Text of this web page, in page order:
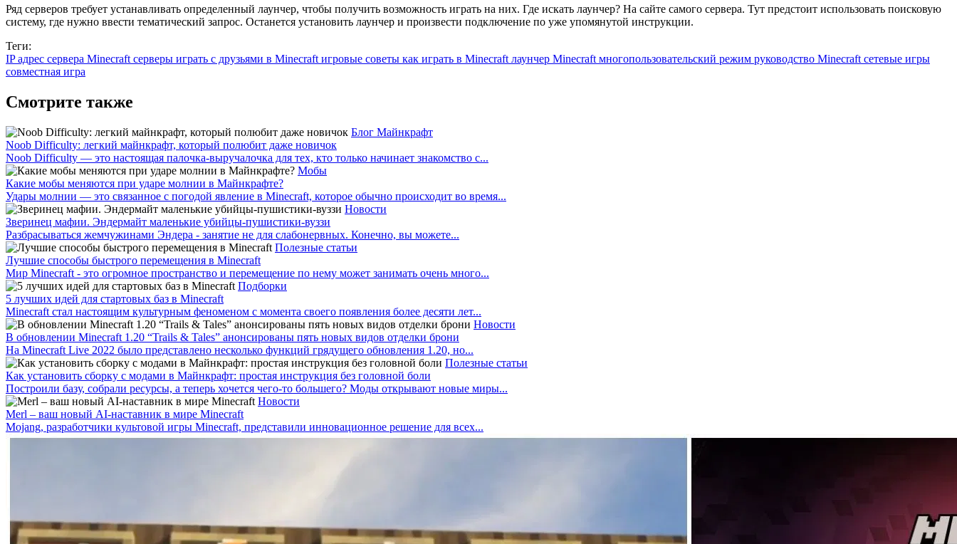
Ряд серверов требует устанавливать определенный лаунчер, чтобы получить возможность играть на них. Где искать лаунчер? На сайте самого сервера. Тут предстоит использовать поисковую
систему, где нужно ввести тематический запрос. Останется установить лаунчер и произвести подключение по уже упомянутой инструкции.
Теги:
IP адрес сервера Minecraft серверы играть с друзьями в Minecraftигровые советы как играть в Minecraftлаунчер Minecraftмногопользовательский режим руководство Minecraftсетевые игры
совместная игра
Смотрите также
Блог Майнкрафт
Noob Difficulty: легкий майнкрафт, который полюбит даже новичок
Noob Difficulty — это настоящая палочка-выручалочка для тех, кто только начинает знакомство с...
Мобы
Какие мобы меняются при ударе молнии в Майнкрафте?
Удары молнии — это связанное с погодой явление в Minecraft, которое обычно происходит во время...
Новости
Зверинец мафии. Эндермайт маленькие убийцы-пушистики-вуззи
Разбрасываться жемчужинами Эндера - занятие не для слабонервных. Конечно, вы можете...
Полезные статьи
Лучшие способы быстрого перемещения в Minecraft
Мир Minecraft - это огромное пространство и перемещение по нему может занимать очень много...
Подборки
5 лучших идей для стартовых баз в Minecraft
Minecraft стал настоящим культурным феноменом с момента своего появления более десяти лет...
Новости
В обновлении Minecraft 1.20 “Trails & Tales” анонсированы пять новых видов отделки брони
На Minecraft Live 2022 было представлено несколько функций грядущего обновления 1.20, но...
Полезные статьи
Как установить сборку с модами в Майнкрафт: простая инструкция без головной боли
Построили базу, собрали ресурсы, а теперь хочется чего-то большего? Моды открывают новые миры...
Новости
Merl – ваш новый AI-наставник в мире Minecraft
Mojang, разработчики культовой игры Minecraft, представили инновационное решение для всех...